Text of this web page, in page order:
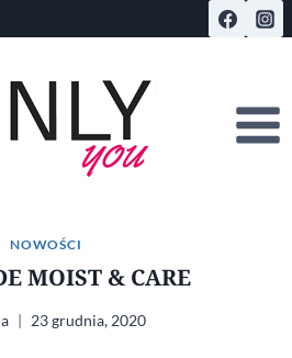
NOWOŚCI
MOIST & CARE
23 grudnia, 2020